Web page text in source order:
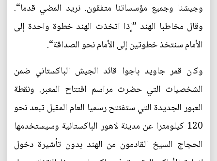
وجيشنا وجميع مؤسساتنا متفقون. نريد المضي قدما“.
وقال مخاطبا الهند ”إذا اتخذت الهند خطوة واحدة إلى
الأمام سنتخذ خطوتين إلى الأمام نحو الصداقة“.
وكان قمر جاويد باجوا قائد الجيش الباكستاني ضمن
الشخصيات التي حضرت مراسم افتتاح المعبر. ونقطة
العبور الجديدة التي ستفتتح رسميا العام المقبل تبعد نحو
120 كيلومترا عن مدينة لاهور الباكستانية وسيستخدمها
الحجاج السيخ القادمون من الهند بدون تأشيرة دخول